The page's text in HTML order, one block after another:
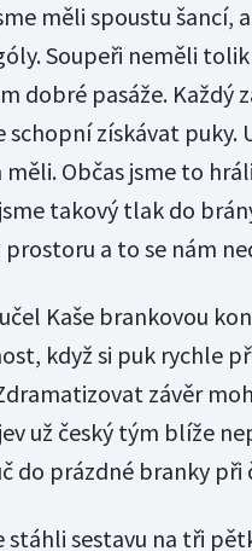
měli spoustu šancí,
Soupeři neměli
dobré pasáže. Každý
získávat puky.
Občas jsme to
takový tlak do
a to se nám
Kaše brankovou
když si puk rychle
závěr
už český tým blíže
do prázdné branky při
sestavu na tři